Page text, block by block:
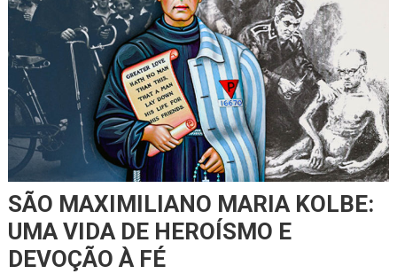
SÃO MAXIMILIANO MARIA KOLBE:
UMA VIDA DE HEROÍSMO E
DEVOÇÃO À FÉ